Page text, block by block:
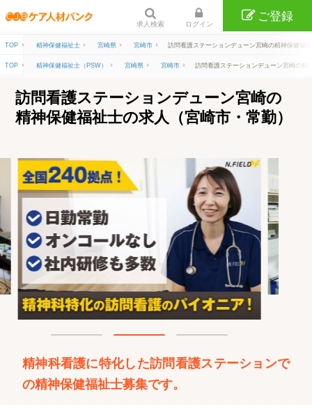
求人検索 ログイン
ご登録
TOP 精神保健福祉士 宮崎県 宮崎市 訪問看護ステーションデューン宮崎の精神保健福
TOP 精神保健福祉士（PSW） 宮崎県 宮崎市 訪問看護ステーションデューン宮崎の精
訪問看護ステーションデューン宮崎の
精神保健福祉士の求人（宮崎市・常勤）
精神科看護に特化した訪問看護ステーションで
の精神保健福祉士募集です。